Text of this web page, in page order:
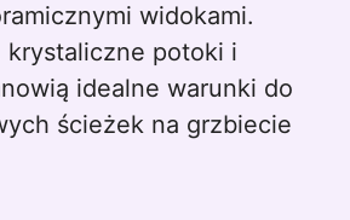
widokami.
krystaliczne potoki i
idealne warunki do
ścieżek na grzbiecie